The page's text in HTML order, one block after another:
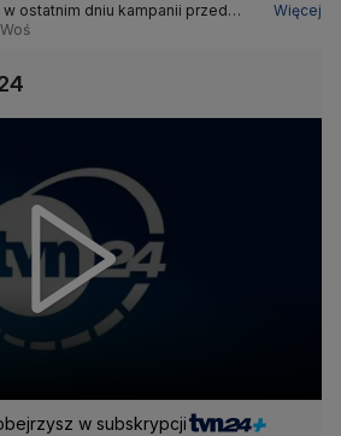
w ostatnim dniu kampanii przed
Więcej
w subskrypcji